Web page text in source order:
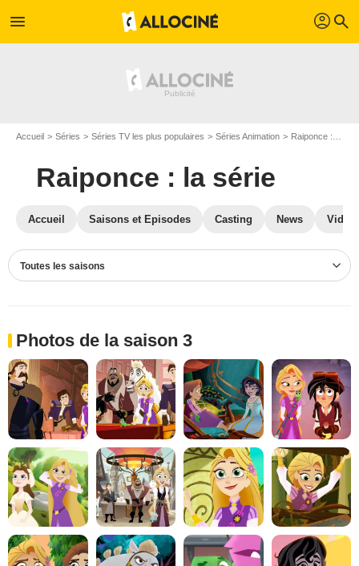
menu profil search
Accueil Séries Séries TV les plus populaires Séries Animation Raiponce : la série
Raiponce : la série
Accueil Saisons et Episodes Casting News
Toutes les saisons
Photos de la saison 3